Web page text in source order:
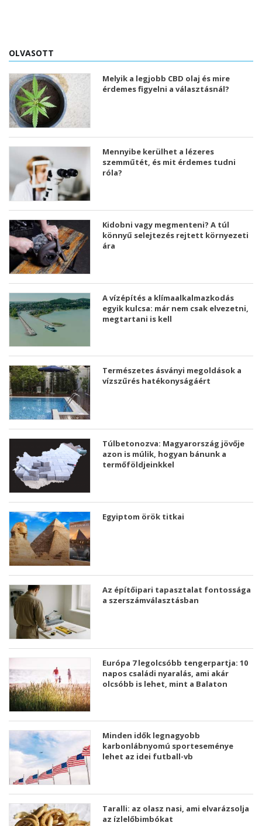
OLVASOTT
Melyik a legjobb CBD olaj és mire
érdemes figyelni a választásnál?
Mennyibe kerülhet a lézeres
szemműtét, és mit érdemes tudni
róla?
Kidobni vagy megmenteni? A túl
könnyű selejtezés rejtett környezeti
ára
A vízépítés a klímaalkalmazkodás
egyik kulcsa: már nem csak elvezetni,
megtartani is kell
Természetes ásványi megoldások a
vízszűrés hatékonyságáért
Túlbetonozva: Magyarország jövője
azon is múlik, hogyan bánunk a
termőföldjeinkkel
Egyiptom örök titkai
Az építőipari tapasztalat fontossága
a szerszámválasztásban
Európa 7 legolcsóbb tengerpartja: 10
napos családi nyaralás, ami akár
olcsóbb is lehet, mint a Balaton
Minden idők legnagyobb
karbonlábnyomú sporteseménye
lehet az idei futball-vb
Taralli: az olasz nasi, ami elvarázsolja
az ízlelőbimbókat